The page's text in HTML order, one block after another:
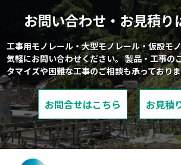
お問い合わせ・お見積り
工事用モノレール・大型モノレール・仮設モ
気軽にお問い合わせください。製品・工事の
タマイズや困難な工事のご相談も承っており
お問合せはこちら お見積